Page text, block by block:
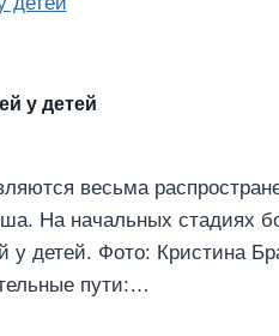
у детей
весьма
На начальных стадиях
у детей. Фото: Кристина
пути:…